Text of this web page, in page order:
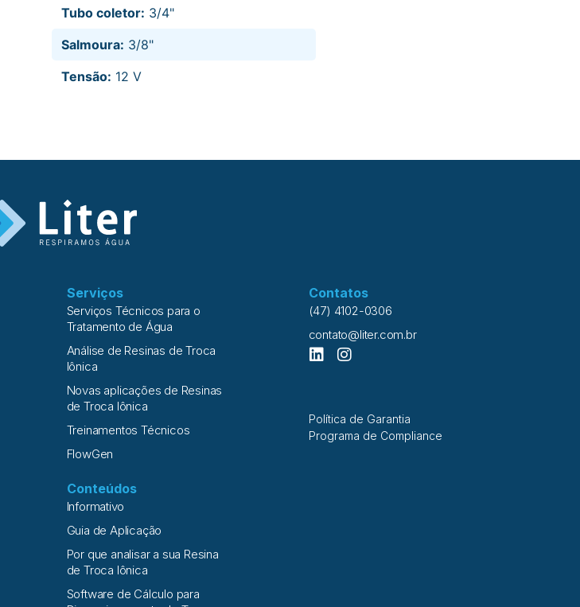
Tubo coletor: 3/4"
Salmoura: 3/8"
Tensão: 12 V
Serviços
Serviços Técnicos para o
Tratamento de Água
Análise de Resinas de Troca
Iônica
Novas aplicações de Resinas
de Troca Iônica
Treinamentos Técnicos
FlowGen
Conteúdos
Informativo
Guia de Aplicação
Por que analisar a sua Resina
de Troca Iônica
Software de Cálculo para
Contatos
(47) 4102-0306
contato@liter.com.br
Política de Garantia
Programa de Compliance